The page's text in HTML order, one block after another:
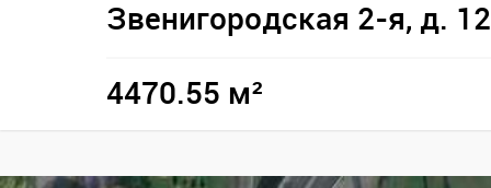
Звенигородская 2-я, д. 12
4470.55 м²